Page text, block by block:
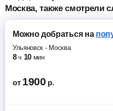
Москва, также смотрели
Можно добратьсяна
Ульяновск - Москва
8 ч 10 мин
от 1900 р.